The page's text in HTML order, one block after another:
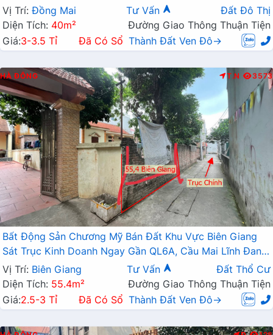
Vị Trí: Đồng Mai Tư Vấn
Đất Đô Thị
Diện Tích: 40m²
Đường Giao Thông Thuận Tiện
Giá:3-3.5 Tỉ Đã Có Sổ Thành Đất Ven Đô→
HÀ ĐÔNG T.N 3573
Bất Động Sản Chương Mỹ Bán Đất Khu Vực Biên Giang
Sát Trục Kinh Doanh Ngay Gần QL6A, Cầu Mai Lĩnh Đang
Mở Rộng
Vị Trí: Biên Giang Tư Vấn
Đất Thổ Cư
Diện Tích: 55.4m²
Đường Giao Thông Thuận Tiện
Giá:2.5-3 Tỉ Đã Có Sổ Thành Đất Ven Đô→